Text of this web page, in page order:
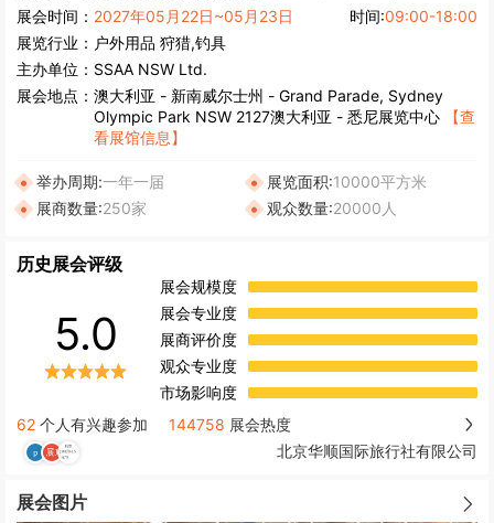
展会时间： 2027年05月22日~05月23日 时间:09:00-18:00
展览行业： 户外用品 狩猎,钓具
主办单位： SSAA NSW Ltd.
展会地点： 澳大利亚 - 新南威尔士州 - Grand Parade, Sydney
Olympic Park NSW 2127澳大利亚 - 悉尼展览中心
【查
看展馆信息】
举办周期:一年一届 展览面积:10000平方米
展商数量:250家 观众数量:20000人
历史展会评级
5.0
展会规模度
展会专业度
展商评价度
观众专业度
市场影响度
62 个人有兴趣参加 144758 展会热度
北京华顺国际旅行社有限公司
展会图片